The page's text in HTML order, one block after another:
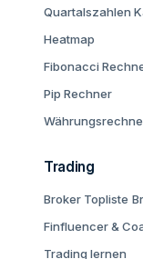
Quartalszahlen
Heatmap
Fibonacci
Pip Rechner
Trading
Broker Topliste
Finfluencer &
Trading lernen